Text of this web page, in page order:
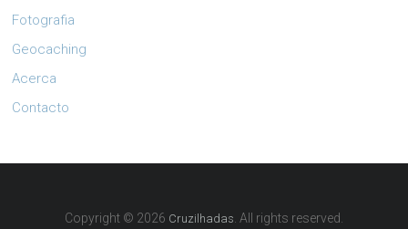
Fotografia
Geocaching
Acerca
Contacto
Copyright © 2026 Cruzilhadas . All rights reserved.